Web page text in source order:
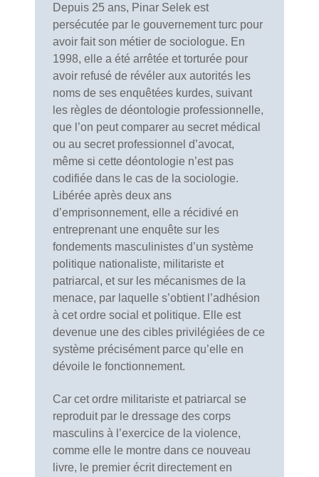
Depuis 25 ans, Pinar Selek est
persécutée par le gouvernement turc pour
avoir fait son métier de sociologue. En
1998, elle a été arrêtée et torturée pour
avoir refusé de révéler aux autorités les
noms de ses enquêtées kurdes, suivant
les règles de déontologie professionnelle,
que l’on peut comparer au secret médical
ou au secret professionnel d’avocat,
même si cette déontologie n’est pas
codifiée dans le cas de la sociologie.
Libérée après deux ans
d’emprisonnement, elle a récidivé en
entreprenant une enquête sur les
fondements masculinistes d’un système
politique nationaliste, militariste et
patriarcal, et sur les mécanismes de la
menace, par laquelle s’obtient l’adhésion
à cet ordre social et politique. Elle est
devenue une des cibles privilégiées de ce
système précisément parce qu’elle en
dévoile le fonctionnement.
Car cet ordre militariste et patriarcal se
reproduit par le dressage des corps
masculins à l’exercice de la violence,
comme elle le montre dans ce nouveau
livre, le premier écrit directement en